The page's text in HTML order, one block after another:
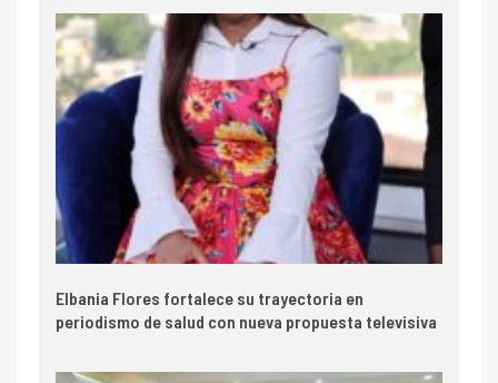
Elbania Flores fortalece su trayectoria en
periodismo de salud con nueva propuesta televisiva